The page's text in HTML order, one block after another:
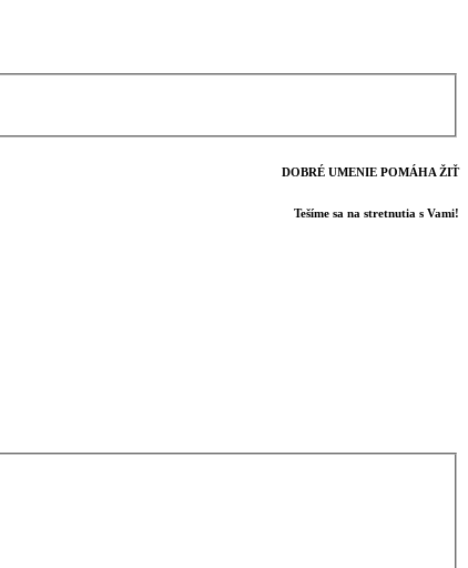
DOBRÉ UMENIE POMÁHA ŽIŤ
Tešíme sa na stretnutia s Vami!